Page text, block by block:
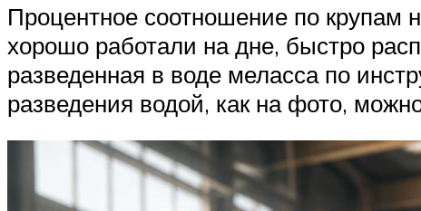
Процентное соотношение по крупам
хорошо работали на дне, быстро
разведенная в воде меласса по
разведения водой, как на фото,